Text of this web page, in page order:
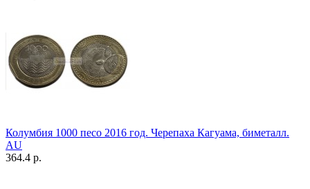
Колумбия 1000 песо 2016 год. Черепаха Кагуама, биметалл.
AU
364.4 р.